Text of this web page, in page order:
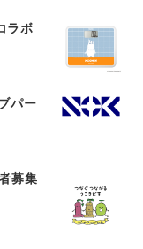
ラボ
パー
募集